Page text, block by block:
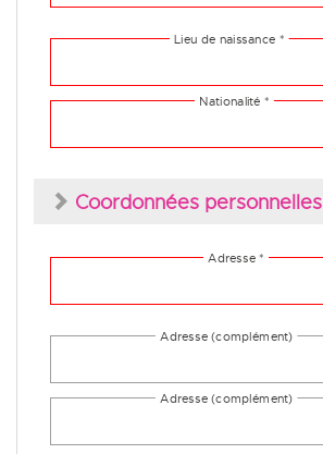
Coordonnées personnelles